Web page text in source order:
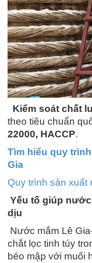
Kiểm soát chất
theo tiêu chuẩn
22000, HACCP.
Tìm hiểu quy
Gia
Quy trình sản xuất
Yếu tố giúp
dịu
Nước mắm Lê
chắt lọc tinh túy
béo mập với muối